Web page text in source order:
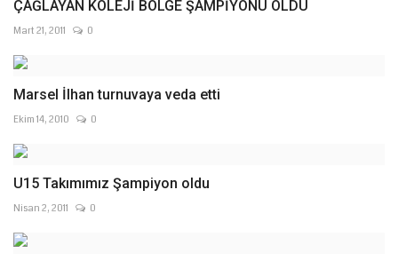
ÇAĞLAYAN KOLEJİ BÖLGE ŞAMPİYONU OLDU
Mart 21, 2011 0
Marsel İlhan turnuvaya veda etti
Ekim 14, 2010 0
U15 Takımımız Şampiyon oldu
Nisan 2, 2011 0